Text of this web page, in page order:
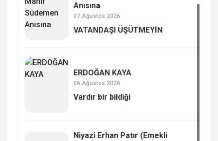
Anısına
07 Ağustos 2026
VATANDAŞI ÜŞÜTMEYİN
ERDOĞAN KAYA
06 Ağustos 2026
Vardır bir bildiği
Niyazi Erhan Patır (Emekli